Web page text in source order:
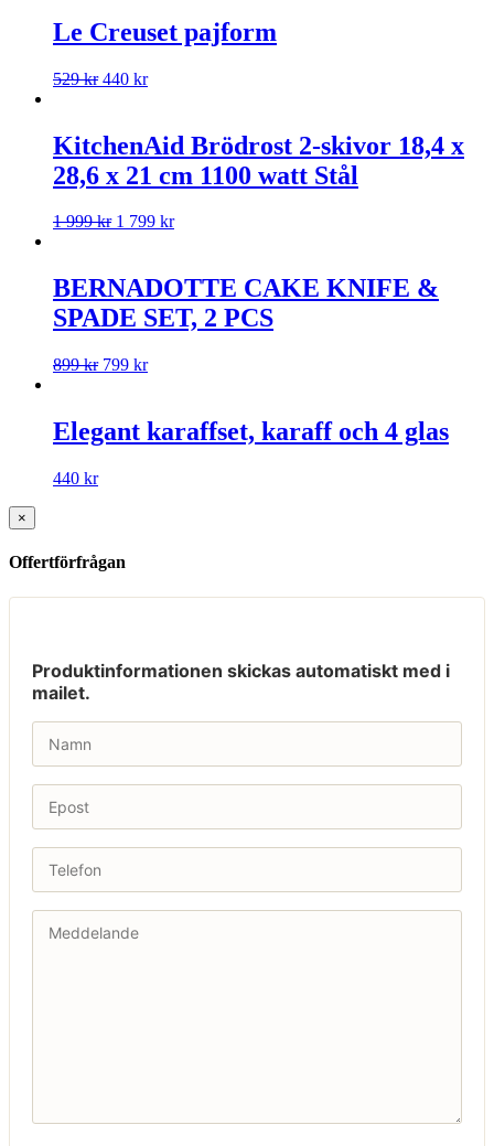
Le Creuset pajform
529kr 440 kr
KitchenAid Brödrost 2-skivor 18,4 x
28,6 x 21 cm 1100 watt Stål
1 999kr 1 799 kr
BERNADOTTE CAKE KNIFE &
SPADE SET, 2 PCS
899kr 799 kr
Elegant karaffset, karaff och 4 glas
440 kr
×
Offertförfrågan
Produktinformationen skickas automatiskt med i
mailet.